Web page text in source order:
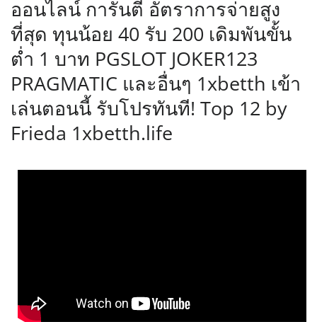
ออนไลน์ การันตี อัตราการจ่ายสูง
ที่สุด ทุนน้อย 40 รับ 200 เดิมพันขั้น
ต่ำ 1 บาท PGSLOT JOKER123
PRAGMATIC และอื่นๆ 1xbetth เข้า
เล่นตอนนี้ รับโปรทันที! Top 12 by
Frieda 1xbetth.life